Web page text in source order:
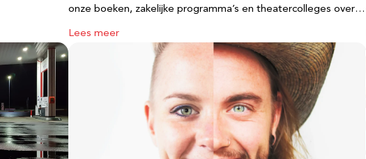
onze boeken, zakelijke programma’s en theatercolleges over…
Lees meer